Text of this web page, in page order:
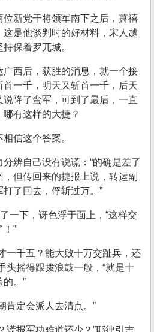
位新党干将领军南下之后，萧禧
是他谈判时的好材料，宋人越
保着罗兀城。
广西后，获胜的消息，就一个接
一千，明天又斩首一千，后天
降了蛮军，可到了最后，一直
有这样的大捷？
信这个答案。
辨自己没有说谎：“的确是差了
但传回来的捷报上说，转运副
了回去，俘斩过万。”
一下，讶色浮于面上，“这样交
”
一千五？能大败十万交趾兵，还
头摇得跟拨浪鼓一般，“就是十
。”
肯定会派人去清点。”
谎报军功难道还少？”耶律引吉